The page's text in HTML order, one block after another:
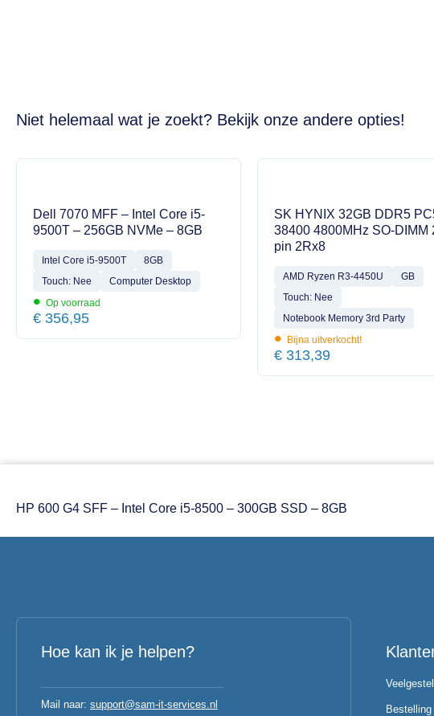
Niet helemaal wat je zoekt? Bekijk onze andere opties!
Dell 7070 MFF – Intel Core i5-
9500T – 256GB NVMe – 8GB
Intel Core i5-9500T
8GB
Touch: Nee
Computer Desktop
• Op voorraad
€ 356,95
SK HYNIX 32GB DDR5
38400 4800MHz SO-DIMM
pin 2Rx8
AMD Ryzen R3-4450U
GB
Touch: Nee
Notebook Memory 3rd Party
• Bijna uitverkocht!
€ 313,39
HP 600 G4 SFF – Intel Core i5-8500 – 300GB SSD – 8GB
Hoe kan ik je helpen?
Mail naar: support@sam-it-services.nl